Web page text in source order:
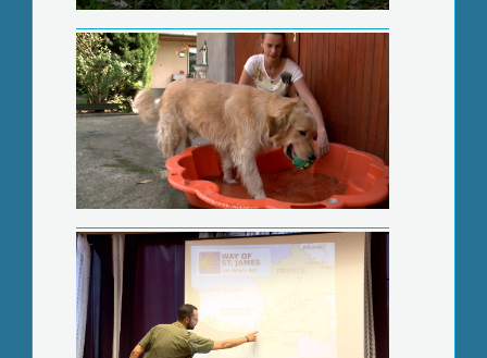
Élménybeszámoló az El Camino-ról